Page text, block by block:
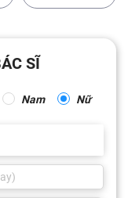
SĨ
Nam Nữ